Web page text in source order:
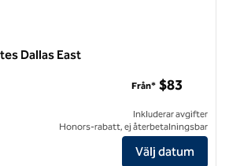
Dallas East
Hampton Inn & Suites Dallas East
Från* $83
Inkluderar avgifter
Honors-rabatt, ej återbetalningsbar
Välj datum